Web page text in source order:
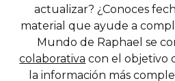
actualizar? ¿Conoces
material que ayude a
Mundo de Raphael se
colaborativa con el objetivo
la información más